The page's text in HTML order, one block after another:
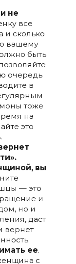
не
все
и сколько
вашему
быть
очередь
в
тоже
на
это
вы
— это
и
но и
даст
вернет
ее.
с